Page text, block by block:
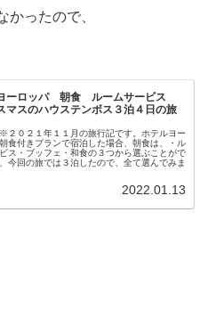
かったので、
ーロッパ 朝食 ルームサービス
マスのハウステンボス３泊４日の旅
２０２１年１１月の旅行記です。ホテルヨー
食付きプランで宿泊した場合、朝食は、・ル
ス・ブッフェ・和食の３つから選ぶことがで
今回の旅では３泊したので、全て選んでみま
2022.01.13